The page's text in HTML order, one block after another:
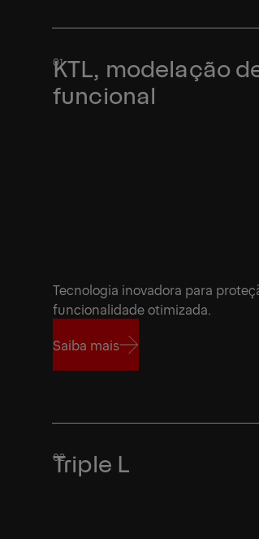
KTL, modelação
funcional
Tecnologia inovadora para
funcionalidade otimizada.
Saiba mais
Triple L